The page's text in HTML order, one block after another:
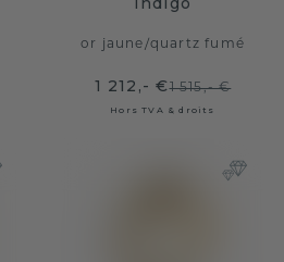
or jaune/quartz fumé
1 212,- €1 515,- €
Hors TVA & droits